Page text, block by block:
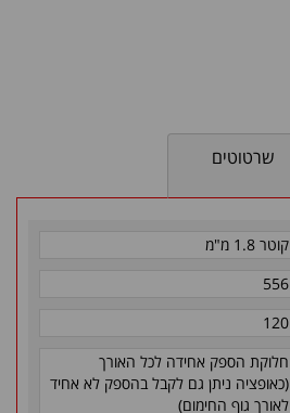
שרטוטים
קוטר 1.8 מ"מ
556
120
חלוקת הספק אחידה לכל האורך
(כאופציה ניתן גם לקבל בהספק לא אחיד
לאורך גוף החימום)